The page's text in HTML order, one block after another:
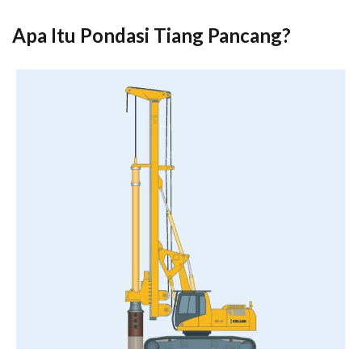
Apa Itu Pondasi Tiang Pancang?